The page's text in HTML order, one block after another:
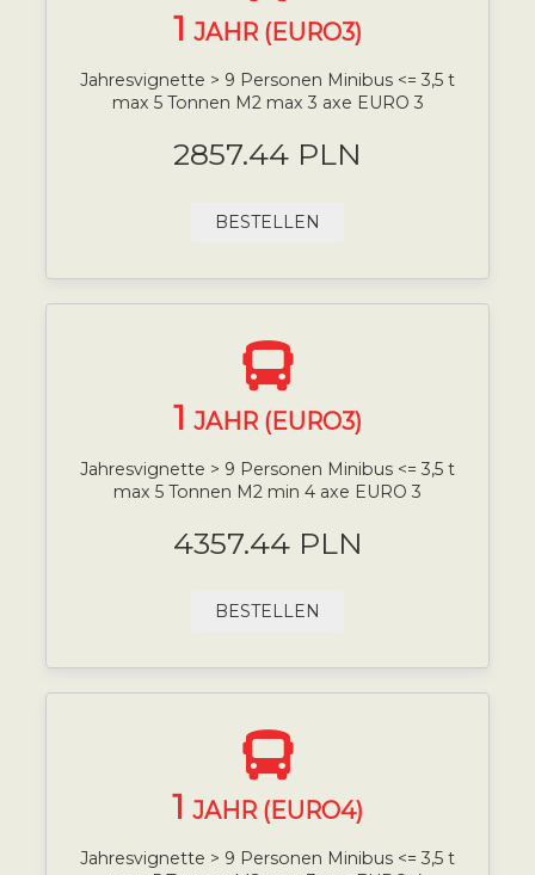
1 JAHR (EURO3)
Jahresvignette > 9 Personen Minibus <= 3,5 t
max 5 Tonnen M2 max 3 axe EURO 3
2857.44 PLN
BESTELLEN
1 JAHR (EURO3)
Jahresvignette > 9 Personen Minibus <= 3,5 t
max 5 Tonnen M2 min 4 axe EURO 3
4357.44 PLN
BESTELLEN
1 JAHR (EURO4)
Jahresvignette > 9 Personen Minibus <= 3,5 t